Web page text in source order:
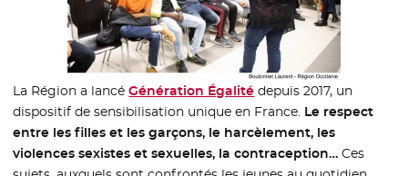
La Région a lancéGénération Égalité depuis 2017, un
dispositif de sensibilisation unique en France. Le respect
entre les filles et les garçons, le harcèlement, les
violences sexistes et sexuelles, la contraception…Ces